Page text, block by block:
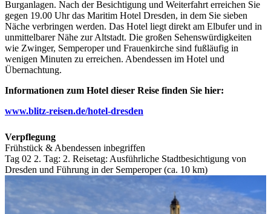
Burganlagen. Nach der Besichtigung und Weiterfahrt erreichen Sie
gegen 19.00 Uhr das Maritim Hotel Dresden, in dem Sie sieben
Näche verbringen werden. Das Hotel liegt direkt am Elbufer und in
unmittelbarer Nähe zur Altstadt. Die großen Sehenswürdigkeiten
wie Zwinger, Semperoper und Frauenkirche sind fußläufig in
wenigen Minuten zu erreichen. Abendessen im Hotel und
Übernachtung.
Informationen zum Hotel dieser Reise finden Sie hier:
www.blitz-reisen.de/hotel-dresden
Verpflegung
Frühstück & Abendessen inbegriffen
Tag 02 2. Tag: 2. Reisetag: Ausführliche Stadtbesichtigung von
Dresden und Führung in der Semperoper (ca. 10 km)